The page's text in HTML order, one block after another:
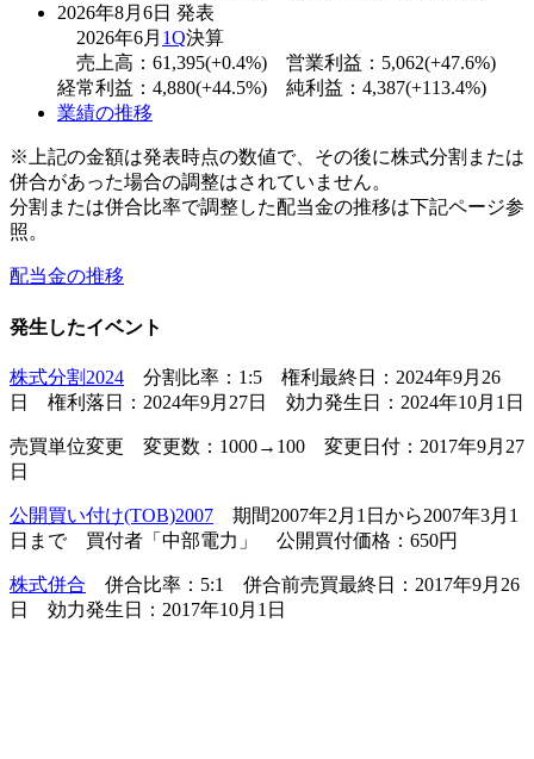
2026年8月6日 発表
2026年6月 1Q決算
売上高：61,395(+0.4%) 営業利益：5,062(+47.6%)
経常利益：4,880(+44.5%) 純利益：4,387(+113.4%)
業績の推移
※上記の金額は発表時点の数値で、その後に株式分割または
併合があった場合の調整はされていません。
分割または併合比率で調整した配当金の推移は下記ページ参
照。
配当金の推移
発生したイベント
株式分割2024 分割比率：1:5 権利最終日：2024年9月26
日 権利落日：2024年9月27日 効力発生日：2024年10月1日
売買単位変更 変更数：1000→100 変更日付：2017年9月27
日
公開買い付け(TOB)2007 期間2007年2月1日から2007年3月1
日まで 買付者「中部電力」 公開買付価格：650円
株式併合 併合比率：5:1 併合前売買最終日：2017年9月26
日 効力発生日：2017年10月1日